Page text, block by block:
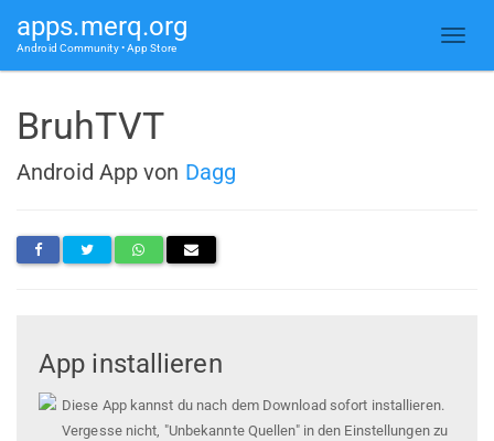
apps.merq.org
Android Community • App Store
BruhTVT
Android App von Dagg
App installieren
Diese App kannst du nach dem Download sofort installieren.
Vergesse nicht, "Unbekannte Quellen" in den Einstellungen zu